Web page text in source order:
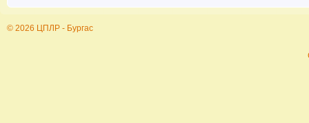
© 2026 ЦПЛР - Бургас